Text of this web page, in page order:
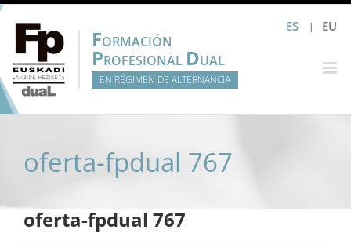
Saltar
contenido
ES EU
FORMACIÓN
PROFESIONAL DUAL
EN RÉGIMEN DE ALTERNANCIA
oferta-fpdual 767
oferta-fpdual 767